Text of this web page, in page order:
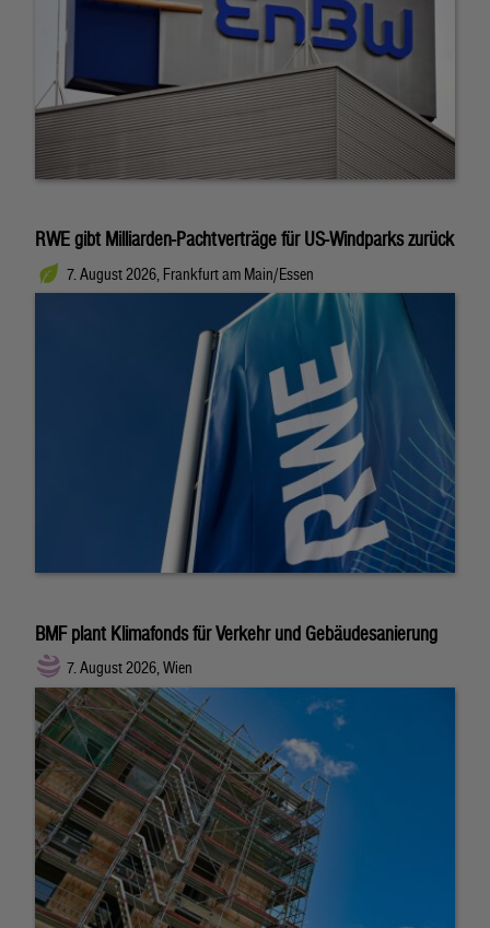
RWE gibt Milliarden-Pachtverträge für US-Windparks zurück
7. August 2026, Frankfurt am Main/Essen
BMF plant Klimafonds für Verkehr und Gebäudesanierung
7. August 2026, Wien